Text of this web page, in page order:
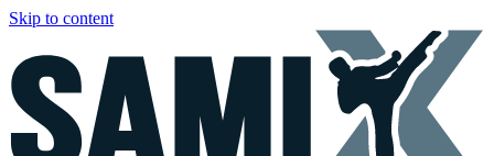
Skip to content